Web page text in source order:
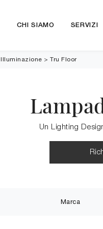
CHI SIAMO SERVIZI
Illuminazione > Tru Floor
Un Lighting
Marca